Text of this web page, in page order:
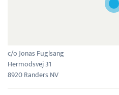
c/o Jonas Fuglsang
Hermodsvej 31
8920 Randers NV